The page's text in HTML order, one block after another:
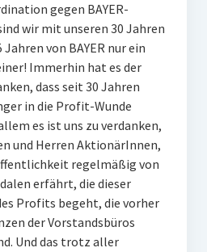
gegen BAYER-
wir mit unseren 30 Jahren
von BAYER nur ein
Immerhin hat es der
dass seit 30 Jahren
in die Profit-Wunde
es ist uns zu verdanken,
und Herren AktionärInnen,
regelmäßig von
erfährt, die dieser
Profits begeht, die vorher
der Vorstandsbüros
Und das trotz aller